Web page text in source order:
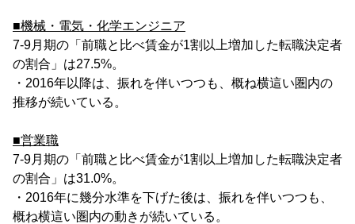
■機械・電気・化学エンジニア
7-9月期の「前職と比べ賃金が1割以上増加した転職決定者
の割合」は27.5%。
・2016年以降は、振れを伴いつつも、概ね横這い圏内の
推移が続いている。
■営業職
7-9月期の「前職と比べ賃金が1割以上増加した転職決定者
の割合」は31.0%。
・2016年に幾分水準を下げた後は、振れを伴いつつも、
概ね横這い圏内の動きが続いている。